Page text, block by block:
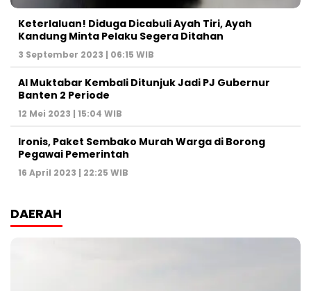
Keterlaluan! Diduga Dicabuli Ayah Tiri, Ayah
Kandung Minta Pelaku Segera Ditahan
3 September 2023 | 06:15 WIB
Al Muktabar Kembali Ditunjuk Jadi PJ Gubernur
Banten 2 Periode
12 Mei 2023 | 15:04 WIB
Ironis, Paket Sembako Murah Warga di Borong
Pegawai Pemerintah
16 April 2023 | 22:25 WIB
DAERAH